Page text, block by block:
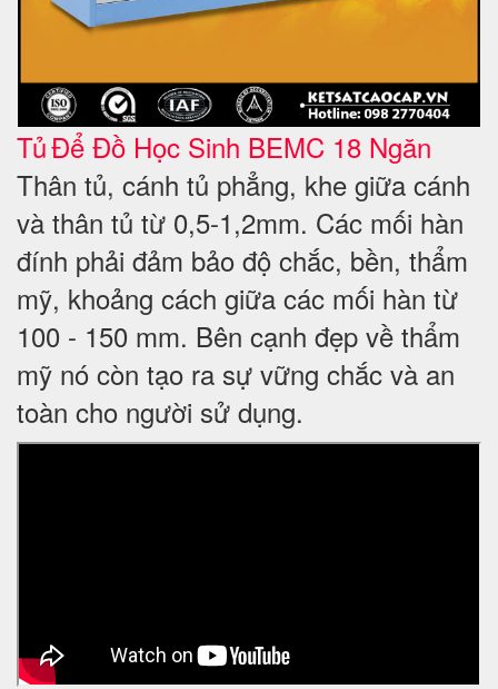
TủĐể Đồ Học Sinh BEMC 18 Ngăn
Thân tủ, cánh tủ phẳng, khe giữa cánh
và thân tủ từ 0,5-1,2mm. Các mối hàn
đính phải đảm bảo độ chắc, bền, thẩm
mỹ, khoảng cách giữa các mối hàn từ
100 - 150 mm. Bên cạnh đẹp về thẩm
mỹ nó còn tạo ra sự vững chắc và an
toàn cho người sử dụng.